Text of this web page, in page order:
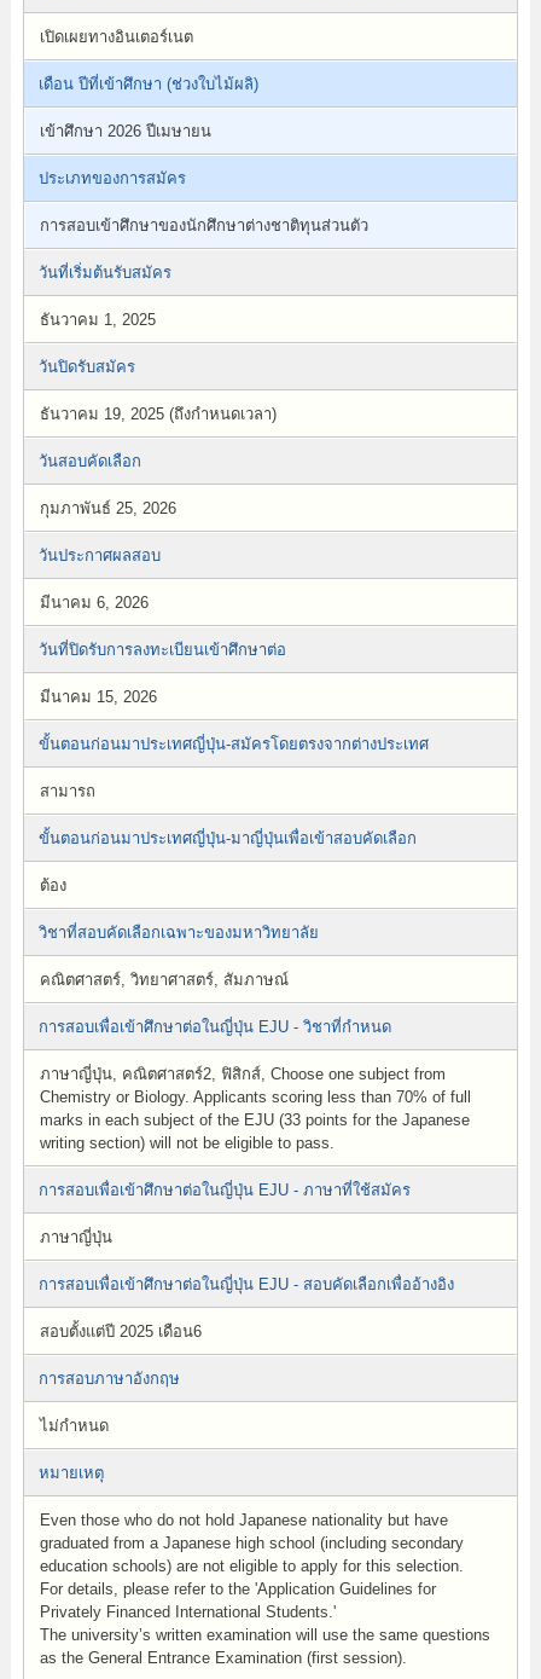
เปิดเผยทางอินเตอร์เนต
เดือน ปีที่เข้าศึกษา (ช่วงใบไม้ผลิ)
เข้าศึกษา 2026 ปีเมษายน
ประเภทของการสมัคร
การสอบเข้าศึกษาของนักศึกษาต่างชาติทุนส่วนตัว
วันที่เริ่มต้นรับสมัคร
ธันวาคม 1, 2025
วันปิดรับสมัคร
ธันวาคม 19, 2025 (ถึงกำหนดเวลา)
วันสอบคัดเลือก
กุมภาพันธ์ 25, 2026
วันประกาศผลสอบ
มีนาคม 6, 2026
วันที่ปิดรับการลงทะเบียนเข้าศึกษาต่อ
มีนาคม 15, 2026
ขั้นตอนก่อนมาประเทศญี่ปุ่น-สมัครโดยตรงจากต่างประเทศ
สามารถ
ขั้นตอนก่อนมาประเทศญี่ปุ่น-มาญี่ปุ่นเพื่อเข้าสอบคัดเลือก
ต้อง
วิชาที่สอบคัดเลือกเฉพาะของมหาวิทยาลัย
คณิตศาสตร์, วิทยาศาสตร์, สัมภาษณ์
การสอบเพื่อเข้าศึกษาต่อในญี่ปุ่น EJU - วิชาที่กำหนด
ภาษาญี่ปุ่น, คณิตศาสตร์2, ฟิสิกส์, Choose one subject from
Chemistry or Biology. Applicants scoring less than 70% of full
marks in each subject of the EJU (33 points for the Japanese
writing section) will not be eligible to pass.
การสอบเพื่อเข้าศึกษาต่อในญี่ปุ่น EJU - ภาษาที่ใช้สมัคร
ภาษาญี่ปุ่น
การสอบเพื่อเข้าศึกษาต่อในญี่ปุ่น EJU - สอบคัดเลือกเพื่ออ้างอิง
สอบตั้งแต่ปี 2025 เดือน6
การสอบภาษาอังกฤษ
ไม่กำหนด
หมายเหตุ
Even those who do not hold Japanese nationality but have
graduated from a Japanese high school (including secondary
education schools) are not eligible to apply for this selection.
For details, please refer to the 'Application Guidelines for
Privately Financed International Students.'
The university’s written examination will use the same questions
as the General Entrance Examination (first session).